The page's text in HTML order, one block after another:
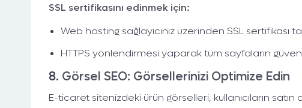
SSL sertifikasını edinmek için:
Web hosting sağlayıcınız üzerinden SSL sertifikası
HTTPS yönlendirmesi yaparak tüm sayfaların
8. Görsel SEO: Görsellerinizi Optimize Edin
E-ticaret sitenizdeki ürün görselleri, kullanıcıların